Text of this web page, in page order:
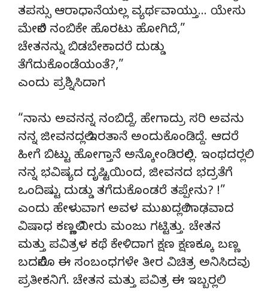
ತಪಸ್ಸು ಆರಾಧಾನೆಯಲ್ಲ ವ್ಯರ್ಥವಾಯ್ತು… ಯೇಸು
ಮೇಲಿನ ನಂಬಿಕೇ ಹೊರಟು ಹೋಗಿದೆ,”
ಚೇತನನ್ನು ಬಿಡಬೇಕಾದರೆ ದುಡ್ಡು
ತೆಗೆದುಕೊಂಡೆಯಂತೆ?,”
ಎಂದು ಪ್ರಶ್ನಿಸಿದಾಗ
“ನಾನು ಅವನನ್ನ ನಂಬಿದ್ದೆ, ಹೇಗಾದ್ರು ಸರಿ ಅವನು
ನನ್ನ ಜೀವನದಲ್ಲಿ ಇರತಾನೆ ಅಂದುಕೊಂಡಿದ್ದೆ. ಆದರೆ
ಹೀಗೆ ಬಿಟ್ಟು ಹೋಗ್ತಾನೆ ಅನ್ಕೋಂಡಿರಲಿಲ್ಲ. ಇಂಥದರಲ್ಲಿ
ನನ್ನ ಭವಿಷ್ಯದ ದೃಷ್ಟಿಯಿಂದ, ಜೀವನದ ಭದ್ರತೆಗೆ
ಒಂದಿಷ್ಟು ದುಡ್ಡು ತಗೆದುಕೊಂಡರೆ ತಪ್ಪೇನು? !”
ಎಂದು ಹೇಳುವಾಗ ಅವಳ ಮುಖದಲ್ಲಿ ಗಾಢವಾದ
ವಿಷಾಧ ಕಣ್ಣಲ್ಲಿ ನೀರು ಮಂಜು ಗಟ್ಟಿತ್ತು. ಚೇತನ
ಮತ್ತು ಪವಿತ್ರಳ ಕಥೆ ಕೇಳಿದಾಗ ಕ್ಷಣ ಕ್ಷಣಕ್ಕೂ ಬಣ್ಣ
ಬದಲಿಸೊ ಈ ಸಂಬಂಧಗಳೇ ತೀರ ವಿಚಿತ್ರ ಅನಿಸಿದವು
ಪ್ರತೀಕನಿಗೆ. ಚೇತನ ಮತ್ತು ಪವಿತ್ರ ಈ ಇಬ್ಬರಲ್ಲಿ